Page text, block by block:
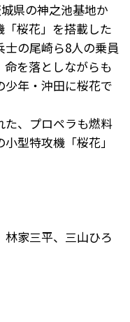
県の神之池基地か
「桜花」を搭載した
の尾崎ら8人の乗員
を落としながらも
少年・沖田に桜花で
た、プロペラも燃料
型特攻機「桜花」
林家三平、三山ひろ